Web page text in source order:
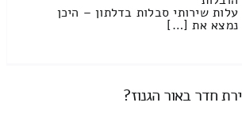
עלות שירותי סבלות בדלתון – היכן
נמצא את […]
חדר באור הגנוז?